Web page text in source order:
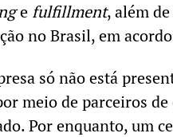
e fulfillment, além
no Brasil, em
só não está
meio de parceiros
Por enquanto, um